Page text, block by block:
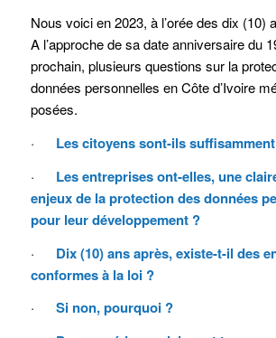
Nous voici en 2023, à l’orée des dix (10)
A l’approche de sa date anniversaire du
prochain, plusieurs questions sur la
données personnelles en Côte d’Ivoire
posées.
· Les citoyens sont-ils
· Les entreprises ont-elles, une
enjeux de la protection des données
pour leur développement ?
· Dix (10) ans après, existe-t-il des
conformes à la loi ?
· Si non, pourquoi ?